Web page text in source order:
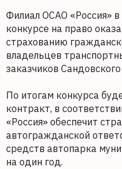
Филиал ОСАО «Россия»
конкурсе на право
страхованию
владельцев
заказчиков
По итогам конкурса
контракт, в
«Россия» обеспечит
автогражданской
средств автопарка
на один год.